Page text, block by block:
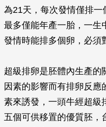
為21天，每次發情僅排
最多僅能年產一胎，一生
發情時能排多個卵，必須
超級排卵是胚體內生產的
因素的影響而有排卵反
素來誘發，一頭牛經超級
五個可供移置的優質胚，